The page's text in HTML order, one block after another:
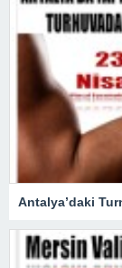
Antalya’daki